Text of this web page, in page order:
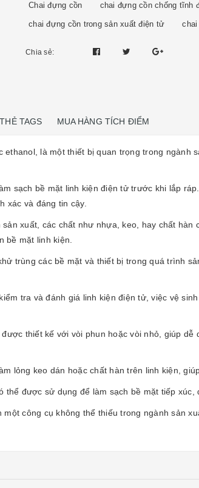
Chai đựng cồn chai đựng cồn chống tĩnh
chai đựng cồn trong sản xuất điện tử
Chia sẻ:
THẺ TAGS MUA HÀNG TÍCH ĐIỂM
ethanol, là một thiết bị quan trọng trong
sạch bề mặt linh kiện điện tử trước khi lắp
xác và đáng tin cậy.
sản xuất, các chất như nhựa, keo, hay chất
bề mặt linh kiện.
trùng các bề mặt và thiết bị trong quá trình
tra và đánh giá linh kiện điện tử, việc vệ
thiết kế với vòi phun hoặc vòi nhỏ, giúp
lỏng keo dán hoặc chất hàn trên linh kiện,
thể được sử dụng để làm sạch bề mặt tiếp
công cụ không thể thiếu trong ngành sản